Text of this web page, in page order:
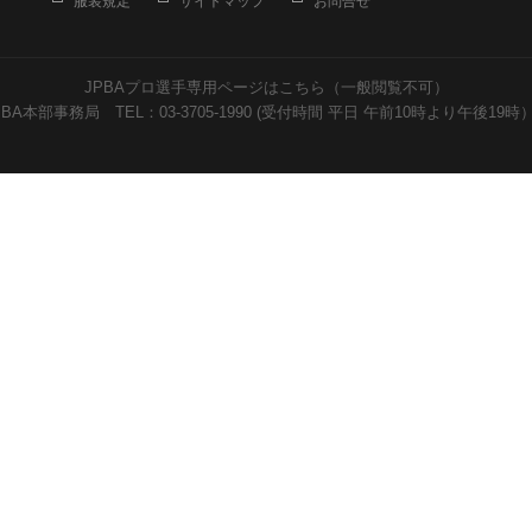
JPBAプロ選手専用ページはこちら（一般閲覧不可）
本部事務局 TEL：03-3705-1990 (受付時間 平日 午前10時より午後19時